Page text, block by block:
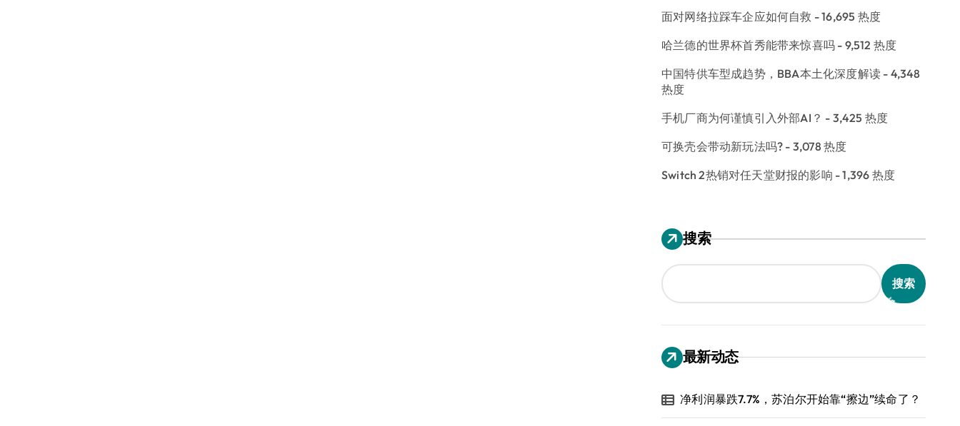
面对网络拉踩车企应如何自救 - 16,695 热度
哈兰德的世界杯首秀能带来惊喜吗 - 9,512 热度
中国特供车型成趋势，BBA本土化深度解读 - 4,348
热度
手机厂商为何谨慎引入外部AI？ - 3,425 热度
可换壳会带动新玩法吗? - 3,078 热度
Switch 2热销对任天堂财报的影响 - 1,396 热度
搜索
搜索
最新动态
净利润暴跌7.7%，苏泊尔开始靠“擦边”续命了？